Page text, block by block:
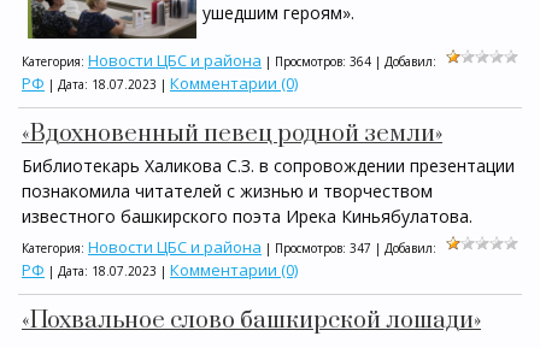
ушедшим героям».
Категория: Новости ЦБС и района | Просмотров: 364 | Добавил:
РФ | Дата: 18.07.2023 | Комментарии (0)
«Вдохновенный певец родной земли»
Библиотекарь Халикова С.З. в сопровождении презентации
познакомила читателей с жизнью и творчеством
известного башкирского поэта Ирека Киньябулатова.
Категория: Новости ЦБС и района | Просмотров: 347 | Добавил:
РФ | Дата: 18.07.2023 | Комментарии (0)
«Похвальное слово башкирской лошади»